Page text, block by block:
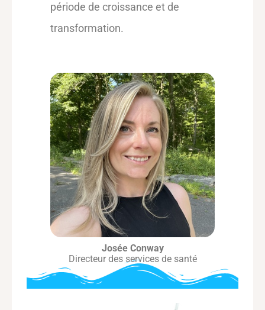
période de croissance et de
transformation.
Josée Conway
Directeur des services de santé